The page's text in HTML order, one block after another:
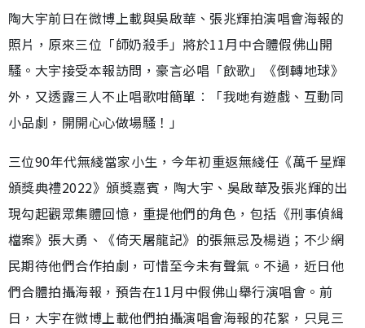
陶大宇前日在微博上載與吳啟華、張兆輝拍演唱會海報的
照片，原來三位「師奶殺手」將於11月中合體假佛山開
騷。大宇接受本報訪問，豪言必唱「飲歌」《倒轉地球》
外，又透露三人不止唱歌咁簡單︰「我哋有遊戲、互動同
小品劇，開開心心做場騷！」
三位90年代無綫當家小生，今年初重返無綫任《萬千星輝
頒獎典禮2022》頒獎嘉賓，陶大宇、吳啟華及張兆輝的出
現勾起觀眾集體回憶，重提他們的角色，包括《刑事偵緝
檔案》張大勇、《倚天屠龍記》的張無忌及楊逍；不少網
民期待他們合作拍劇，可惜至今未有聲氣。不過，近日他
們合體拍攝海報，預告在11月中假佛山舉行演唱會。前
日，大宇在微博上載他們拍攝演唱會海報的花絮，只見三